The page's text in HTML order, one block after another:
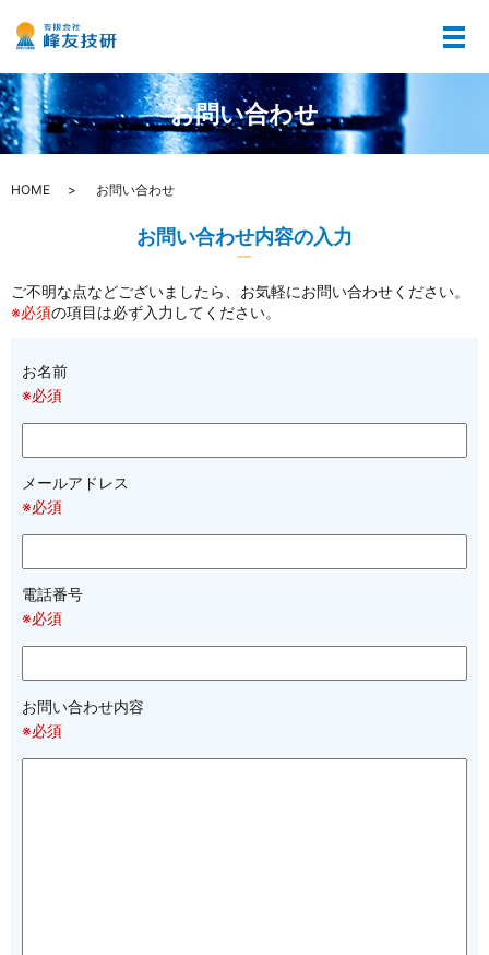
メ
お問い合わせ
HOME お問い合わせ
お問い合わせ内容の入力
ご不明な点などございましたら、お気軽にお問い合わせください。
※必須の項目は必ず入力してください。
お名前
※必須
メールアドレス
※必須
電話番号
※必須
お問い合わせ内容
※必須